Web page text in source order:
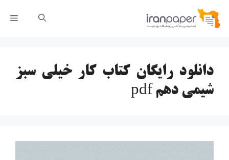
پرش
دانلود رایگان کتاب کار خیلی سبز
شیمی دهم pdf